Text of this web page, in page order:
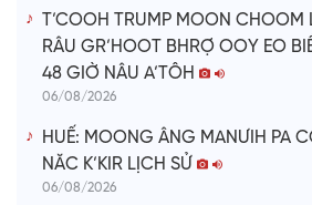
T’COOH TRUMP MOON CHOOM
RÂU GR’HOOT BHRỢ OOY EO
48 GIỜ NÂU A’TÔH
06/08/2026
HUẾ: MOONG ÂNG MANƯIH PA
NĂC K’KIR LỊCH SỬ
06/08/2026